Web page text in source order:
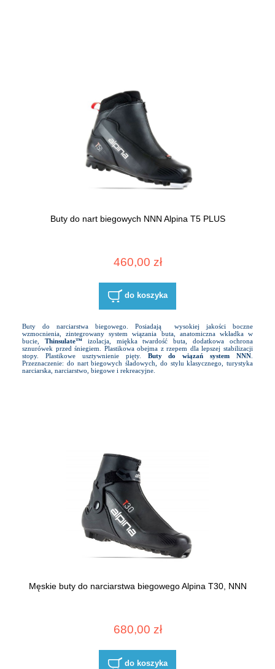
Buty do nart biegowych NNN Alpina T5 PLUS
460,00 zł
do koszyka
Buty do narciarstwa biegowego. Posiadają wysokiej jakości boczne
wzmocnienia, zintegrowany system wiązania buta, anatomiczna wkładka w
bucie, Thinsulate™izolacja, miękka twardość buta, dodatkowa ochrona
sznurówek przed śniegiem. Plastikowa obejma z rzepem dla lepszej stabilizacji
stopy. Plastikowe usztywnienie pięty. Buty do wiązań system NNN
Przeznaczenie: do nart biegowych śladowych, do stylu klasycznego, turystyka
narciarska, narciarstwo, biegowe i rekreacyjne.
Męskie buty do narciarstwa biegowego Alpina T30, NNN
680,00 zł
do koszyka